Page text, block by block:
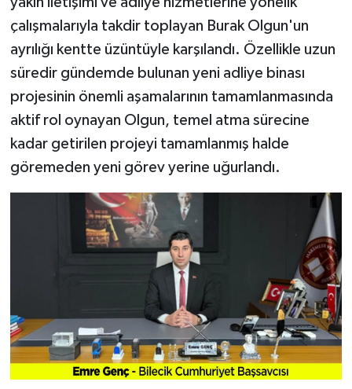
çalışmalarıyla takdir toplayan Burak Olgun'un
ayrılığı kentte üzüntüyle karşılandı. Özellikle uzun
süredir gündemde bulunan yeni adliye binası
projesinin önemli aşamalarının tamamlanmasında
aktif rol oynayan Olgun, temel atma sürecine
kadar getirilen projeyi tamamlanmış halde
göremeden yeni görev yerine uğurlandı.